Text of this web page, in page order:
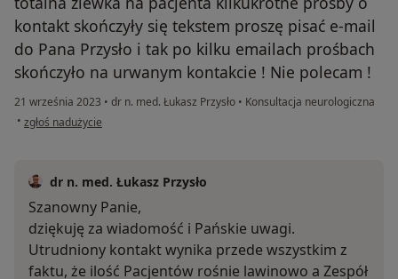
kontakt skończyły się tekstem proszę pisać e-mail
do Pana Przysło i tak po kilku emailach prośbach
skończyło na urwanym kontakcie ! Nie polecam !
21 września 2023 • dr n. med. Łukasz Przysło • Konsultacja neurologiczna
• w opinii użytkownika Arek
zgłoś nadużycie
dr n. med. Łukasz Przysło
Szanowny Panie,
dziękuję za wiadomość i Pańskie uwagi.
Utrudniony kontakt wynika przede wszystkim z
faktu, że ilość Pacjentów rośnie lawinowo a Zespół